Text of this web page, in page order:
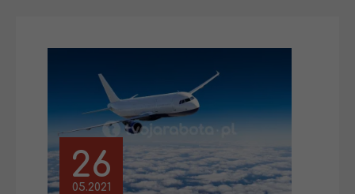
26
05.2021